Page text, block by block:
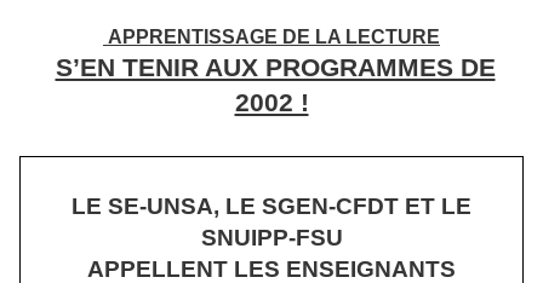
APPRENTISSAGE DE LA LECTURE
S’EN TENIR AUX PROGRAMMES DE
2002 !
LE SE-UNSA, LE SGEN-CFDT ET LE
SNUIPP-FSU
APPELLENT LES ENSEIGNANTS